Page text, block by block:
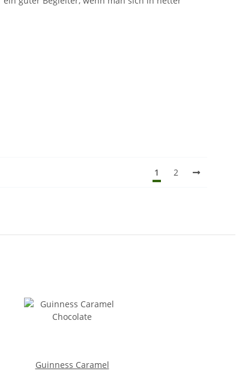
1 2
Guinness Caramel